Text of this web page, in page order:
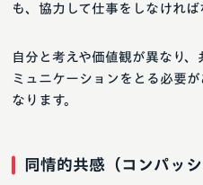
も、協力して仕事をしなければ
自分と考えや価値観が異なり
ミュニケーションをとる必要
なります。
同情的共感（コンパッ